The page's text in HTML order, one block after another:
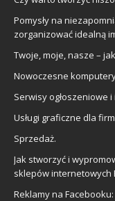
Pomysły na
zorganizować idealną
Twoje, moje, nasze –
Nowoczesne
Serwisy ogłoszeniowe
Usługi graficzne dla firm
Sprzedaż.
Jak stworzyć i
sklepów internetowych
Reklamy na